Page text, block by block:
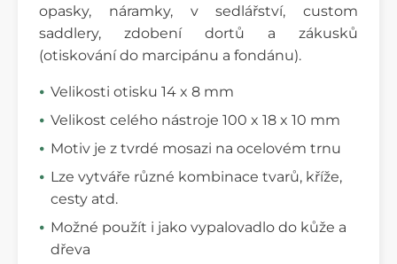
opasky, náramky, v sedlářství, custom
saddlery, zdobení dortů a zákusků
(otiskování do marcipánu a fondánu).
Velikosti otisku 14 x 8 mm
Velikost celého nástroje 100 x 18 x 10 mm
Motiv je z tvrdé mosazi na ocelovém trnu
Lze vytváře různé kombinace tvarů, kříže,
cesty atd.
Možné použít i jako vypalovadlo do kůže a
dřeva